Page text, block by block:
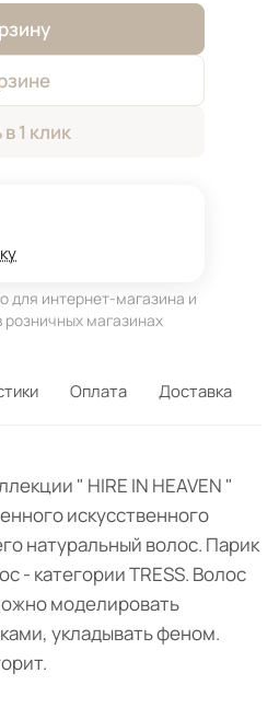
1 клик
для интернет-магазина и
магазинах
Оплата Доставка
" HIRE IN HEAVEN "
искусственного
натуральный волос. Парик
- категории TRESS. Волос
моделировать
укладывать феном.